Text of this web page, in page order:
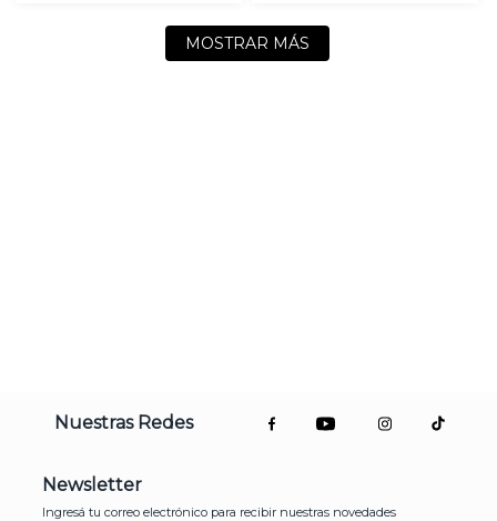
MOSTRAR MÁS
Nuestras Redes
Newsletter
Ingresá tu correo electrónico para recibir nuestras novedades